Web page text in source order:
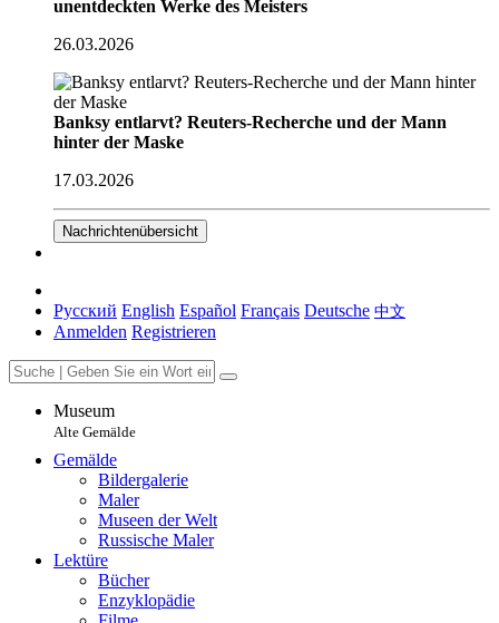
unentdeckten Werke des Meisters
26.03.2026
Banksy entlarvt? Reuters-Recherche und der Mann
hinter der Maske
17.03.2026
Nachrichtenübersicht
Русский English Español Français Deutsche 中文
Anmelden Registrieren
Museum
Alte Gemälde
Gemälde
Bildergalerie
Maler
Museen der Welt
Russische Maler
Lektüre
Bücher
Enzyklopädie